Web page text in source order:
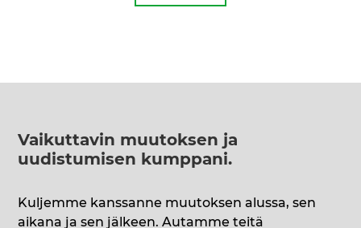
Vaikuttavin muutoksen ja
uudistumisen kumppani.
Kuljemme kanssanne muutoksen alussa, sen
aikana ja sen jälkeen. Autamme teitä